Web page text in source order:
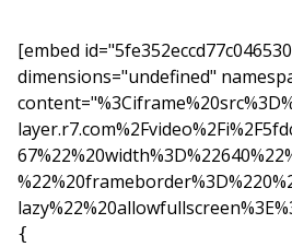
[embed
dimensions="undefined"
{